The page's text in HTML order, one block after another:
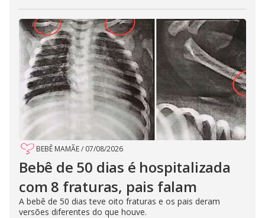
BEBÊ MAMÃE/ 07/08/2026
Bebê de 50 dias é hospitalizada
com 8 fraturas, pais falam
A bebê de 50 dias teve oito fraturas e os pais deram
versões diferentes do que houve.